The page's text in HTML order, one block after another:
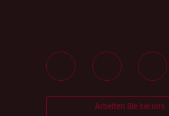
Arbeiten Sie bei uns